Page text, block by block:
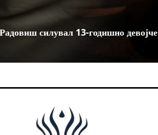
силувал 13-годишно девојче